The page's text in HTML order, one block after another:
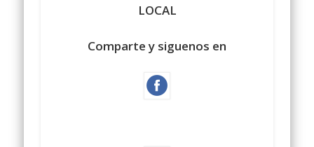
LOCAL
Comparte y siguenos en